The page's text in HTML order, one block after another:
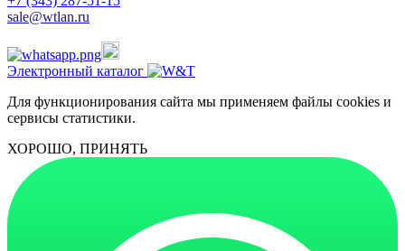
sale@wtlan.ru
Электронный каталог
Для функционирования сайта мы применяем файлы cookies и
сервисы статистики.
ХОРОШО, ПРИНЯТЬ